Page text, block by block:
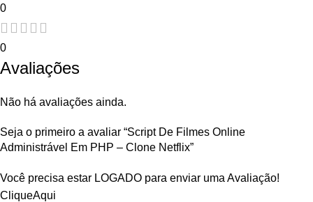
0
0
Avaliações
Não há avaliações ainda.
Seja o primeiro a avaliar “Script De Filmes Online
Administrável Em PHP – Clone Netflix”
Você precisa estar LOGADO para enviar uma Avaliação!
CliqueAqui